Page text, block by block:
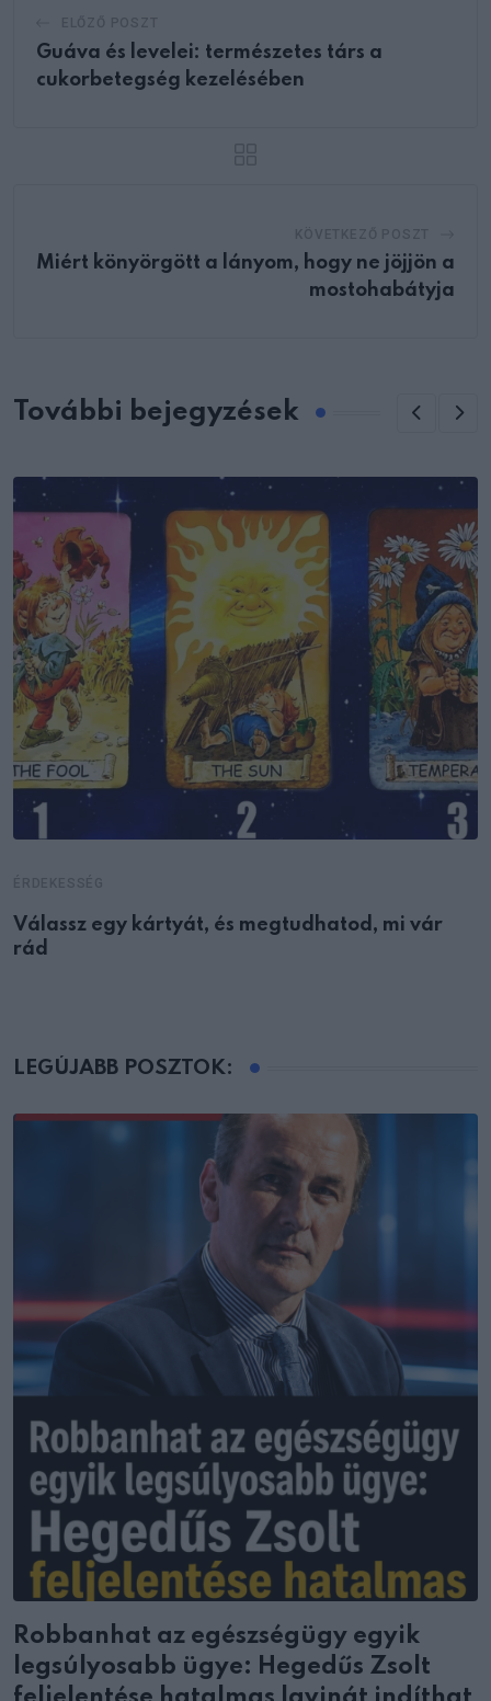
Guáva és levelei: természetes társ a
cukorbetegség kezelésében
Miért könyörgött a lányom, hogy ne jöjjön a
mostohabátyja
További bejegyzések
Válassz egy kártyát, és megtudhatod, mi vár
rád
LEGÚJABB POSZTOK:
Robbanhat az egészségügy egyik
legsúlyosabb ügye: Hegedűs Zsolt